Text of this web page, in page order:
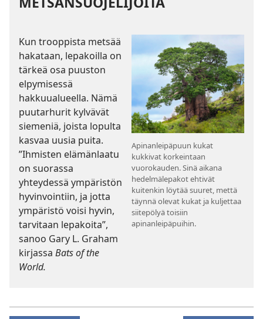
Apinanleipäpuun kukat
kukkivat korkeintaan
vuorokauden. Sinä aikana
hedelmälepakot ehtivät
kuitenkin löytää suuret, mettä
täynnä olevat kukat ja kuljettaa
siitepölyä toisiin
apinanleipäpuihin.
Kun trooppista metsää
hakataan, lepakoilla on
tärkeä osa puuston
elpymisessä
hakkuualueella. Nämä
puutarhurit kylvävät
siemeniä, joista lopulta
kasvaa uusia puita.
”Ihmisten elämänlaatu
on suorassa
yhteydessä ympäristön
hyvinvointiin, ja jotta
ympäristö voisi hyvin,
tarvitaan lepakoita”,
sanoo Gary L. Graham
kirjassa Bats of the
World.